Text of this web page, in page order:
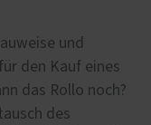
und
den Kauf eines
das Rollo noch?
des